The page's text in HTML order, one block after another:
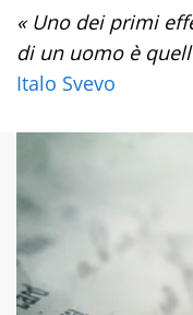
« Uno dei primi
di un uomo è
Italo Svevo